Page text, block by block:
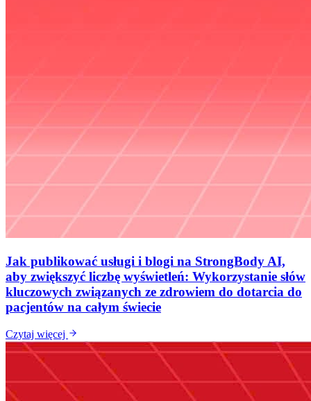
Jak publikować usługi i blogi na StrongBody AI,
aby zwiększyć liczbę wyświetleń: Wykorzystanie słów
kluczowych związanych ze zdrowiem do dotarcia do
pacjentów na całym świecie
Czytaj więcej